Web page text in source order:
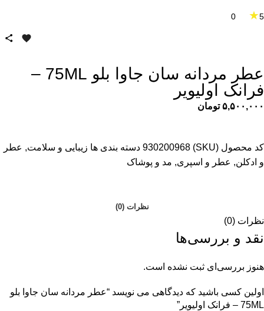
5
★
عطر مردانه سان جاوا بلو 75ML –
فرانک اولیویر
۵,۵۰۰,۰۰۰ تومان
کد محصول (SKU) 930200968 دسته بندی ها زیبایی و سلامت, عطر
و ادکلن, عطر و اسپری, مد و پوشاک
نظرات (0)
نظرات (0)
نقد و بررسی‌ها
هنوز بررسی‌ای ثبت نشده است.
اولین کسی باشید که دیدگاهی می نویسد “عطر مردانه سان جاوا بلو
75ML – فرانک اولیویر”